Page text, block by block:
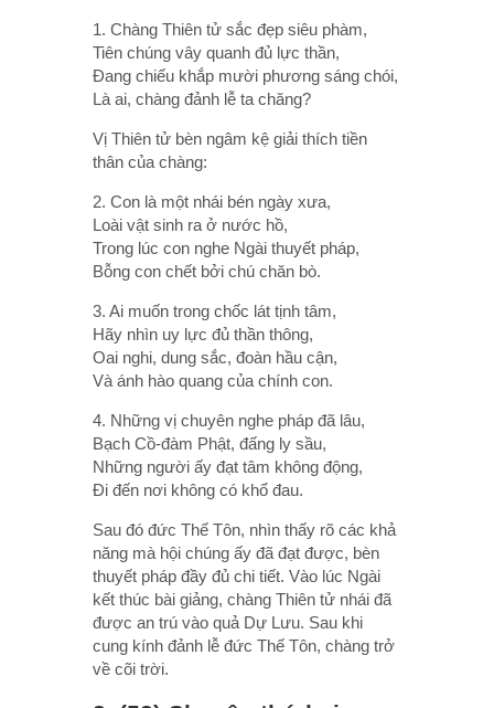
1. Chàng Thiên tử sắc đẹp siêu phàm,
Tiên chúng vây quanh đủ lực thần,
Ðang chiếu khắp mười phương sáng chói,
Là ai, chàng đảnh lễ ta chăng?
Vị Thiên tử bèn ngâm kệ giải thích tiền
thân của chàng:
2. Con là một nhái bén ngày xưa,
Loài vật sinh ra ở nước hồ,
Trong lúc con nghe Ngài thuyết pháp,
Bỗng con chết bởi chú chăn bò.
3. Ai muốn trong chốc lát tịnh tâm,
Hãy nhìn uy lực đủ thần thông,
Oai nghi, dung sắc, đoàn hầu cận,
Và ánh hào quang của chính con.
4. Những vị chuyên nghe pháp đã lâu,
Bạch Cồ-đàm Phật, đấng ly sầu,
Những người ấy đạt tâm không động,
Ði đến nơi không có khổ đau.
Sau đó đức Thế Tôn, nhìn thấy rõ các khả
năng mà hội chúng ấy đã đạt được, bèn
thuyết pháp đầy đủ chi tiết. Vào lúc Ngài
kết thúc bài giảng, chàng Thiên tử nhái đã
được an trú vào quả Dự Lưu. Sau khi
cung kính đảnh lễ đức Thế Tôn, chàng trở
về cõi trời.